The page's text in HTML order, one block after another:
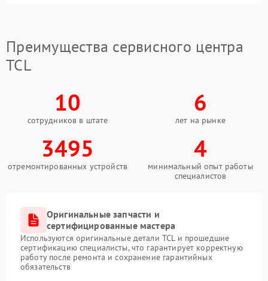
Преимущества сервисного центра
TCL
10
сотрудников в штате
6
лет на рынке
3495
отремонтированных устройств
4
минимальный опыт работы
специалистов
Оригинальные запчасти и
сертифицированные мастера
Используются оригинальные детали TCL и прошедшие
сертификацию специалисты, что гарантирует корректную
работу после ремонта и сохранение гарантийных
обязательств